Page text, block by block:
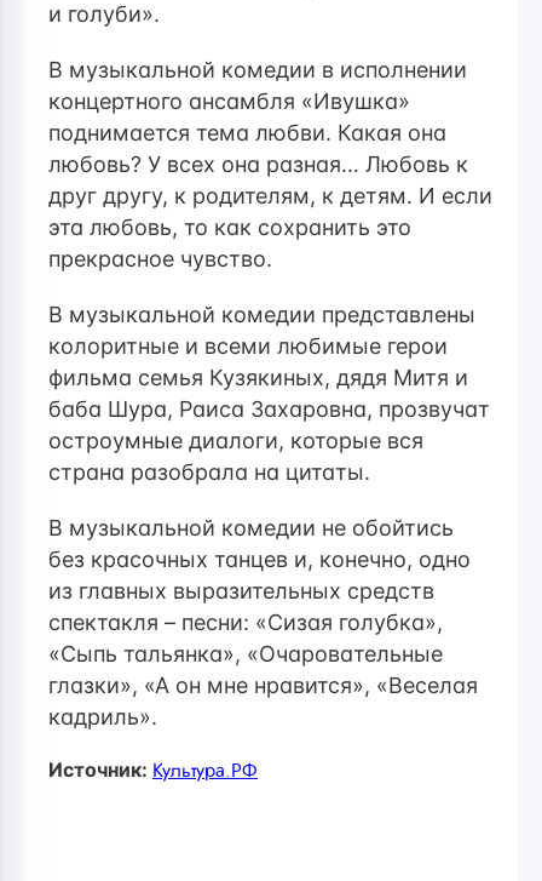
и голуби».
В музыкальной комедии в исполнении
концертного ансамбля «Ивушка»
поднимается тема любви. Какая она
любовь? У всех она разная… Любовь к
друг другу, к родителям, к детям. И если
эта любовь, то как сохранить это
прекрасное чувство.
В музыкальной комедии представлены
колоритные и всеми любимые герои
фильма семья Кузякиных, дядя Митя и
баба Шура, Раиса Захаровна, прозвучат
остроумные диалоги, которые вся
страна разобрала на цитаты.
В музыкальной комедии не обойтись
без красочных танцев и, конечно, одно
из главных выразительных средств
спектакля – песни: «Сизая голубка»,
«Сыпь тальянка», «Очаровательные
глазки», «А он мне нравится», «Веселая
кадриль».
Источник: Культура.РФ